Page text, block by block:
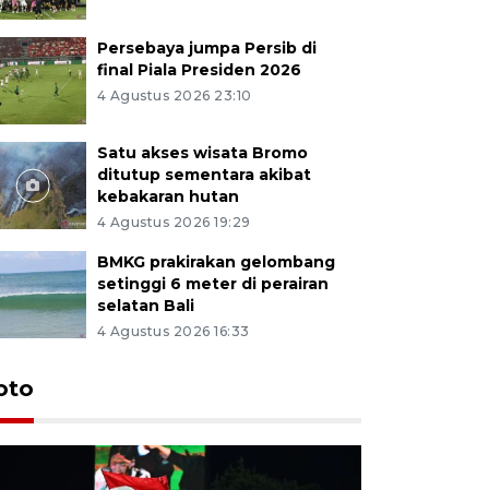
Persebaya jumpa Persib di
final Piala Presiden 2026
4 Agustus 2026 23:10
Satu akses wisata Bromo
ditutup sementara akibat
kebakaran hutan
4 Agustus 2026 19:29
BMKG prakirakan gelombang
setinggi 6 meter di perairan
selatan Bali
4 Agustus 2026 16:33